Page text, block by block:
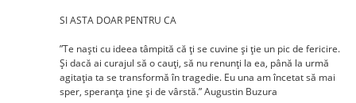
SI ASTA DOAR PENTRU CA
”Te naşti cu ideea tâmpită că ţi se cuvine şi ţie un pic de fericire.
Şi dacă ai curajul să o cauţi, să nu renunţi la ea, până la urmă
agitaţia ta se transformă în tragedie. Eu una am încetat să mai
sper, speranţa ţine şi de vârstă.” Augustin Buzura